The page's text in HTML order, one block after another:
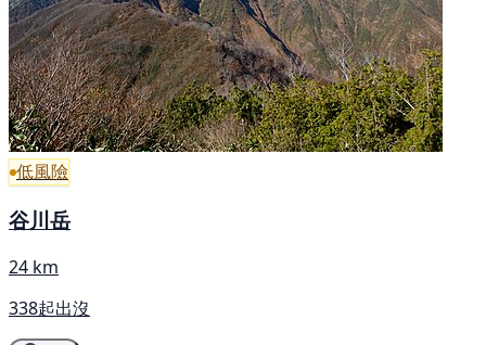
低風險
谷川岳
24 km
338起出沒